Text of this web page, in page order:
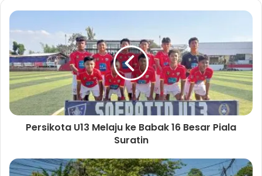
b
i
t
e
c
b
o
o
k
t
g
r
a
m
Persikota U13 Melaju ke Babak 16 Besar Piala
Suratin